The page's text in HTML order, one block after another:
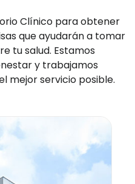
Clínico para obtener
que ayudarán a tomar
tu salud. Estamos
y trabajamos
mejor servicio posible.